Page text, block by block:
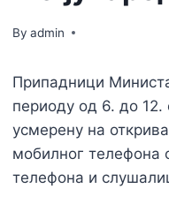
By admin
Припадници
периоду од 6. до 12.
усмерену на
мобилног телефона
телефона и